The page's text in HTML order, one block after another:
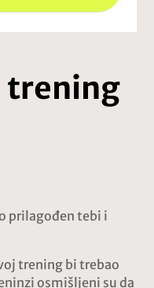
trening
prilagođen tebi i
trening bi trebao
osmišljeni su da